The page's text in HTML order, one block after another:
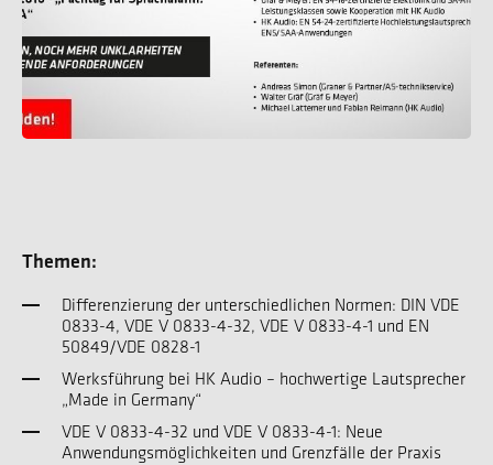
Themen:
Differenzierung der unterschiedlichen Normen: DIN VDE
0833-4, VDE V 0833-4-32, VDE V 0833-4-1 und EN
50849/VDE 0828-1
Werksführung bei HK Audio – hochwertige Lautsprecher
„Made in Germany“
VDE V 0833-4-32 und VDE V 0833-4-1: Neue
Anwendungsmöglichkeiten und Grenzfälle der Praxis